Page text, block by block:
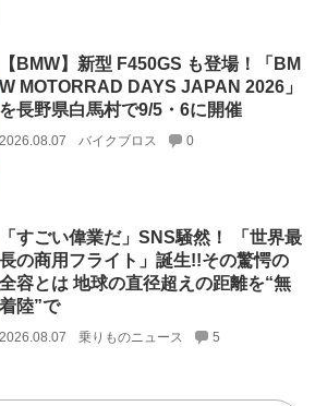
【BMW】新型 F450GS も登場！「BM
W MOTORRAD DAYS JAPAN 2026」
を長野県白馬村で9/5・6に開催
2026.08.07 バイクブロス 0
「すごい偉業だ」SNS騒然！ 「世界最
長の商用フライト」誕生!!その驚愕の
全容とは 地球の直径超えの距離を“無
着陸”で
2026.08.07 乗りものニュース 5